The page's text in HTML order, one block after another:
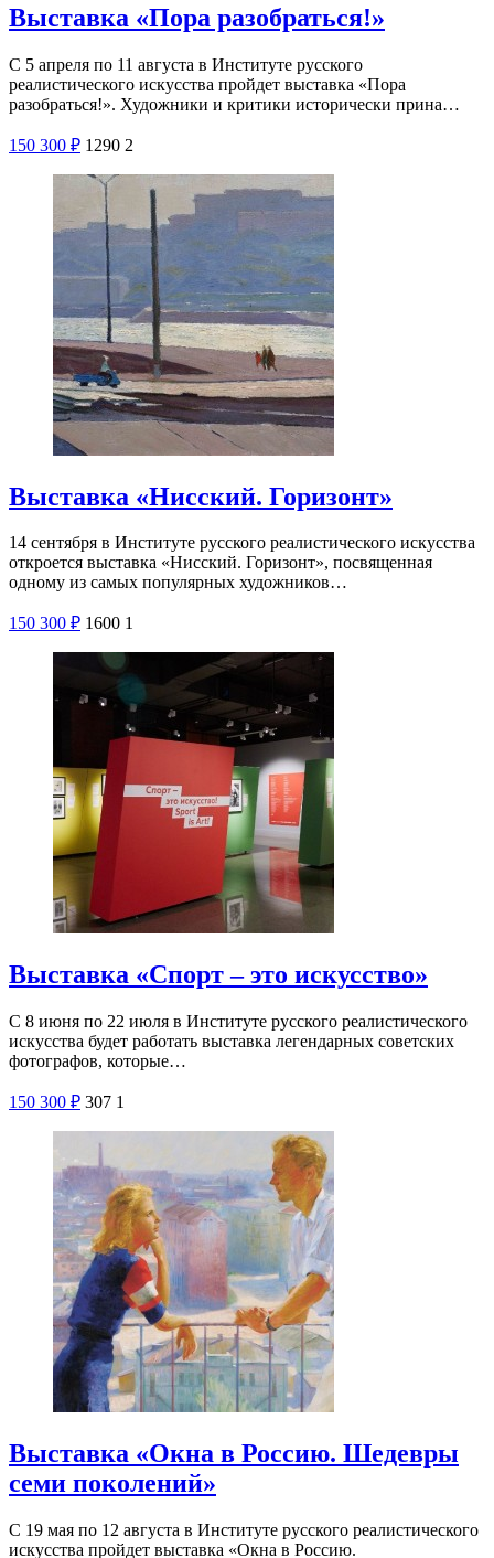
Выставка «Пора разобраться!»
С 5 апреля по 11 августа в Институте русского
реалистического искусства пройдет выставка «Пора
разобраться!». Художники и критики исторически прина…
150 300 ₽ 1290 2
Выставка «Нисский. Горизонт»
14 сентября в Институте русского реалистического искусства
откроется выставка «Нисский. Горизонт», посвященная
одному из самых популярных художников…
150 300 ₽ 1600 1
Выставка «Спорт – это искусство»
С 8 июня по 22 июля в Институте русского реалистического
искусства будет работать выставка легендарных советских
фотографов, которые…
150 300 ₽ 307 1
Выставка «Окна в Россию. Шедевры
семи поколений»
С 19 мая по 12 августа в Институте русского реалистического
искусства пройдет выставка «Окна в Россию.